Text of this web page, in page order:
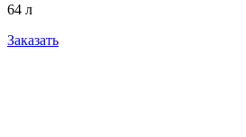
64 л
Заказать